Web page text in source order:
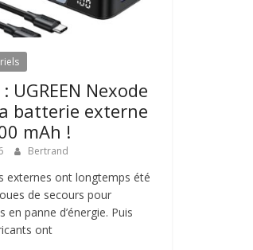
: UGREEN Nexode
batterie externe
mAh !
Bertrand
externes ont longtemps été
de secours pour
en panne d’énergie. Puis
ont